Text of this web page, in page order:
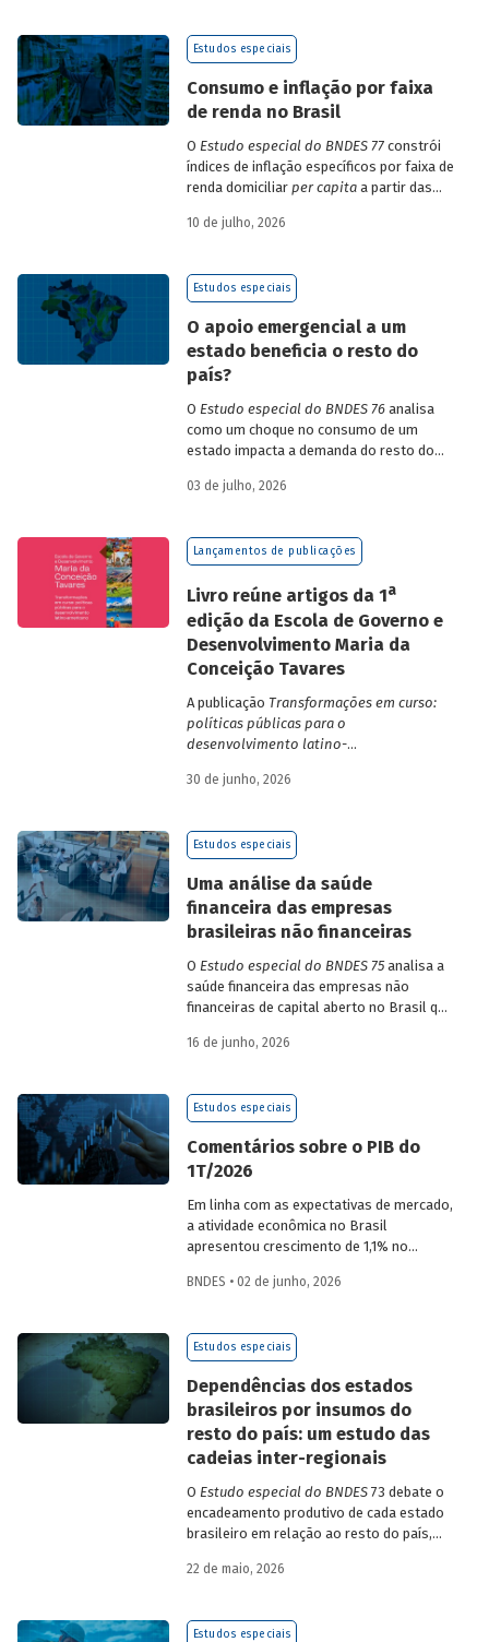
econômica.
Estudos especiais
Consumo e inflação por faixa
de renda no Brasil
O Estudo especial do BNDES 77constrói
índices de inflação específicos por faixa de
renda domiciliar per capitaa partir das
associadas às variações de preços dos
ainda os microdados da Pnad Contínua
para analisar a evolução da renda dos
10 de julho, 2026
Estudos especiais
O apoio emergencial a um
estado beneficia o resto do
país?
O Estudo especial do BNDES 76analisa
como um choque no consumo de um
estado impacta a demanda do resto do
Grande do Sul.
03 de julho, 2026
Lançamentos de publicações
Livro reúne artigos da 1a
edição da Escola de Governo e
Desenvolvimento Maria da
Conceição Tavares
A publicação Transformações em curso:
políticas públicas para o
desenvolvimento latino-
da Escola de Governo e Desenvolvimento
30 de junho, 2026
Estudos especiais
Uma análise da saúde
financeira das empresas
brasileiras não financeiras
O Estudo especial do BNDES 75analisa a
saúde financeira das empresas não
financeiras de capital aberto no Brasil que
valores. Para isso, parte de uma amostra
dimensões: lucratividade, solvência,
16 de junho, 2026
Estudos especiais
Comentários sobre o PIB do
1T/2026
Em linha com as expectativas de mercado,
a atividade econômica no Brasil
apresentou crescimento de 1,1% no
imediatamente anterior, na série ajustada
próximos meses no
BNDES • 02 de junho, 2026
Estudos especiais
Dependências dos estados
brasileiros por insumos do
resto do país: um estudo das
cadeias inter-regionais
O Estudo especial do BNDES73 debate o
encadeamento produtivo de cada estado
brasileiro em relação ao resto do país,
quanto o estímulo a um estado ou setor
metodologia de construção de matrizes
22 de maio, 2026
Estudos especiais